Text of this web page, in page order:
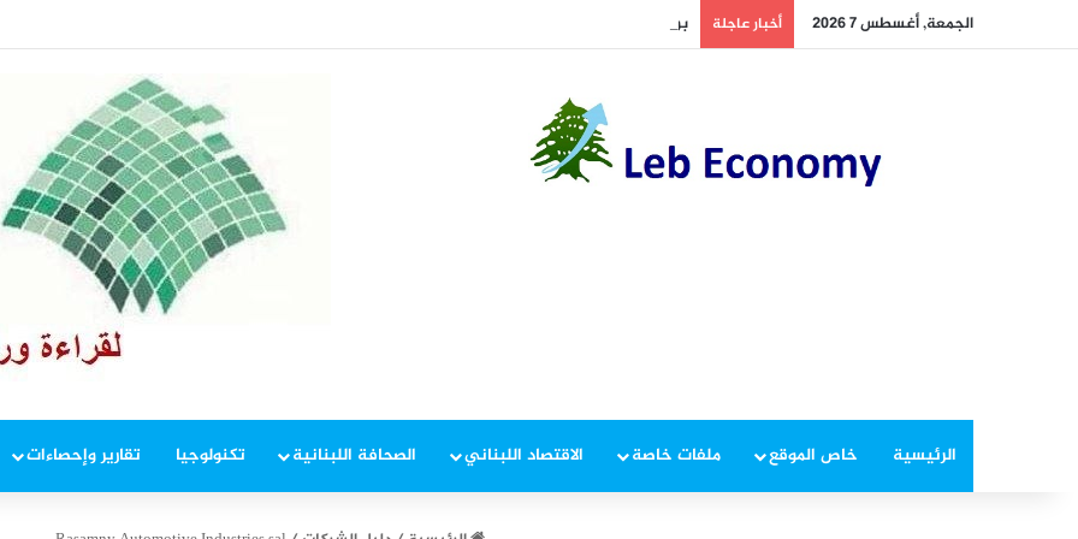
الجمعة, أغسطس 7 2026 أخبار عاجلة بري يدعو الى عقد جلسة عامة يومي الثلاثاء والاربعاء
الرئيسية خاص الموقع ملفات خاصة الاقتصاد اللبناني الصحافة اللبنانية تكنولوجيا تقارير وإحصاءات